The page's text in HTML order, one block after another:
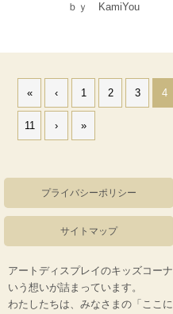
ｂｙ KamiYou
« ‹ 1 2 3 4
11 › »
プライバシーポリシー
サイトマップ
アートディスプレイのキッズコー
いう想いが詰まっています。
わたしたちは、みなさまの「ここ